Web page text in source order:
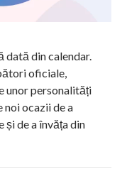
dată din calendar.
oficiale,
unor personalități
noi ocazii de a
și de a învăța din